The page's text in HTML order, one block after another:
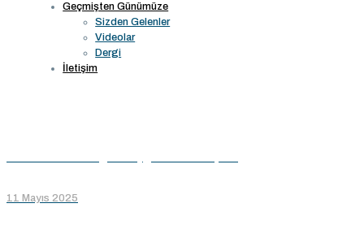
Geçmişten Günümüze
Sizden Gelenler
Videolar
Dergi
İletişim
11 Mayıs 2025